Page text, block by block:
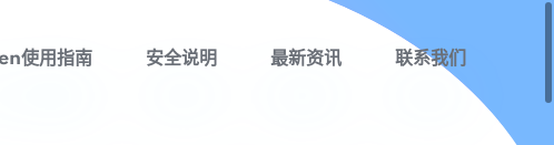
使用指南 安全说明 最新资讯 联系我们